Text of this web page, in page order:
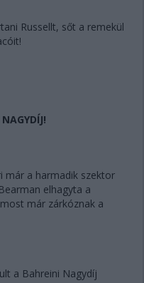
Russellt, sőt a remekül
már a harmadik szektor
elhagyta a
már zárkóznak a
a Bahreini Nagydíj